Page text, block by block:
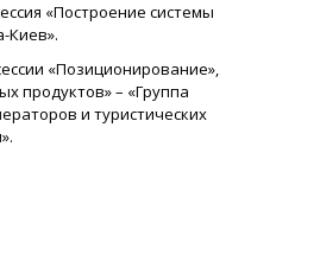
«Построение системы
Киев».
«Позиционирование»,
продуктов» – «Группа
и туристических